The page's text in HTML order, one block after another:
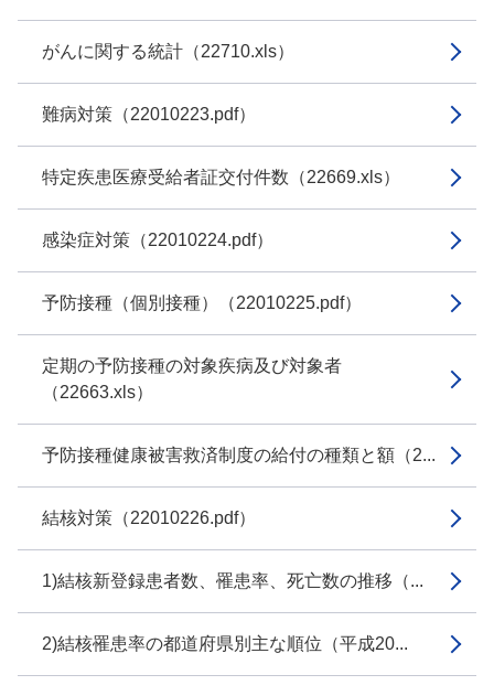
がんに関する統計（22710.xls）
難病対策（22010223.pdf）
特定疾患医療受給者証交付件数（22669.xls）
感染症対策（22010224.pdf）
予防接種（個別接種）（22010225.pdf）
定期の予防接種の対象疾病及び対象者
（22663.xls）
予防接種健康被害救済制度の給付の種類と額（2...
結核対策（22010226.pdf）
1)結核新登録患者数、罹患率、死亡数の推移（...
2)結核罹患率の都道府県別主な順位（平成20...